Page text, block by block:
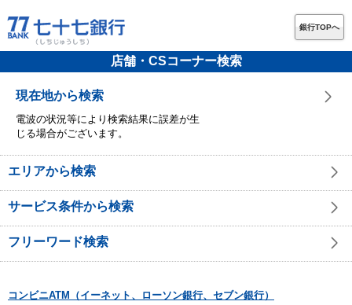
銀行TOPへ
店舗・CSコーナー検索
現在地から検索
電波の状況等により検索結果に誤差が生
じる場合がございます。
エリアから検索
サービス条件から検索
フリーワード検索
コンビニATM（イーネット、ローソン銀行、セブン銀行）